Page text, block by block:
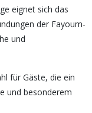
eignet sich das
der Fayoum-
und
für Gäste, die ein
und besonderem